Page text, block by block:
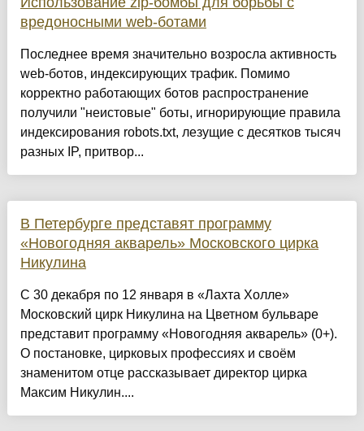
вредоносными web-ботами
Последнее время значительно возросла активность
web-ботов, индексирующих трафик. Помимо
корректно работающих ботов распространение
получили "неистовые" боты, игнорирующие правила
индексирования robots.txt, лезущие с десятков тысяч
разных IP, притвор...
В Петербурге представят программу
«Новогодняя акварель» Московского цирка
Никулина
С 30 декабря по 12 января в «Лахта Холле»
Московский цирк Никулина на Цветном бульваре
представит программу «Новогодняя акварель» (0+).
О постановке, цирковых профессиях и своём
знаменитом отце рассказывает директор цирка
Максим Никулин....